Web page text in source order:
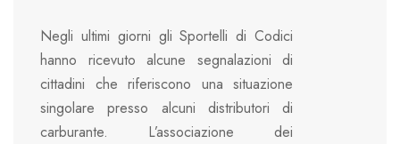
Negli ultimi giorni gli Sportelli di Codici
hanno ricevuto alcune segnalazioni di
cittadini che riferiscono una situazione
singolare presso alcuni distributori di
carburante. L’associazione dei